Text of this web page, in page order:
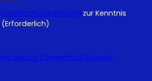
Datenschutzerklärung zur Kenntnis
(Erforderlich)
Leipzig Convention Network